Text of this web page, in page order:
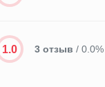
1.0 3 отзыв / 0.0%